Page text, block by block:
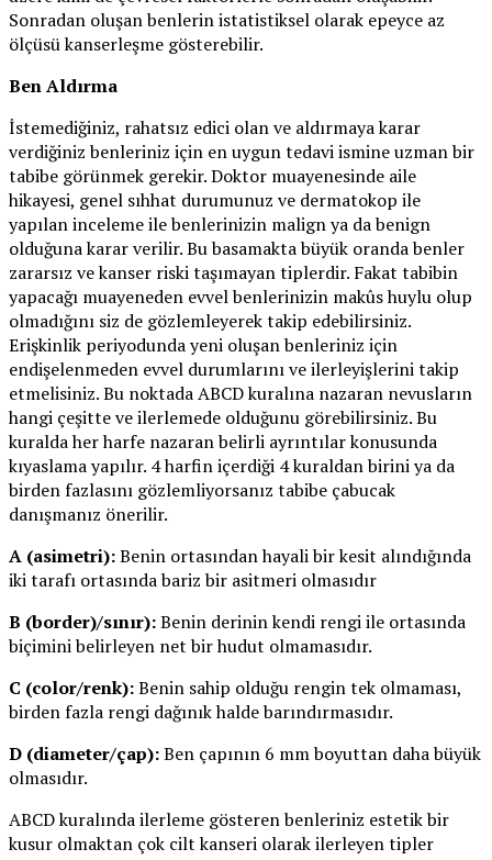
Sonradan oluşan benlerin istatistiksel olarak epeyce az
ölçüsü kanserleşme gösterebilir.
Ben Aldırma
İstemediğiniz, rahatsız edici olan ve aldırmaya karar
verdiğiniz benleriniz için en uygun tedavi ismine uzman bir
tabibe görünmek gerekir. Doktor muayenesinde aile
hikayesi, genel sıhhat durumunuz ve dermatokop ile
yapılan inceleme ile benlerinizin malign ya da benign
olduğuna karar verilir. Bu basamakta büyük oranda benler
zararsız ve kanser riski taşımayan tiplerdir. Fakat tabibin
yapacağı muayeneden evvel benlerinizin makûs huylu olup
olmadığını siz de gözlemleyerek takip edebilirsiniz.
Erişkinlik periyodunda yeni oluşan benleriniz için
endişelenmeden evvel durumlarını ve ilerleyişlerini takip
etmelisiniz. Bu noktada ABCD kuralına nazaran nevusların
hangi çeşitte ve ilerlemede olduğunu görebilirsiniz. Bu
kuralda her harfe nazaran belirli ayrıntılar konusunda
kıyaslama yapılır. 4 harfin içerdiği 4 kuraldan birini ya da
birden fazlasını gözlemliyorsanız tabibe çabucak
danışmanız önerilir.
A (asimetri):Benin ortasından hayali bir kesit alındığında
iki tarafı ortasında bariz bir asitmeri olmasıdır
B (border)/sınır):Benin derinin kendi rengi ile ortasında
biçimini belirleyen net bir hudut olmamasıdır.
C (color/renk):Benin sahip olduğu rengin tek olmaması,
birden fazla rengi dağınık halde barındırmasıdır.
D (diameter/çap):Ben çapının 6 mm boyuttan daha büyük
olmasıdır.
ABCD kuralında ilerleme gösteren benleriniz estetik bir
kusur olmaktan çok cilt kanseri olarak ilerleyen tipler